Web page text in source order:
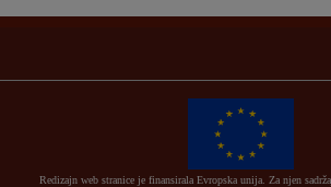
Redizajn web stranice je finansirala Evropska unija. Za njen